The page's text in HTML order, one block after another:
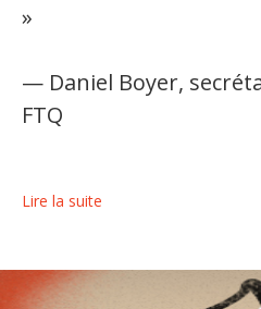
»
— Daniel Boyer,
FTQ
Lire la suite